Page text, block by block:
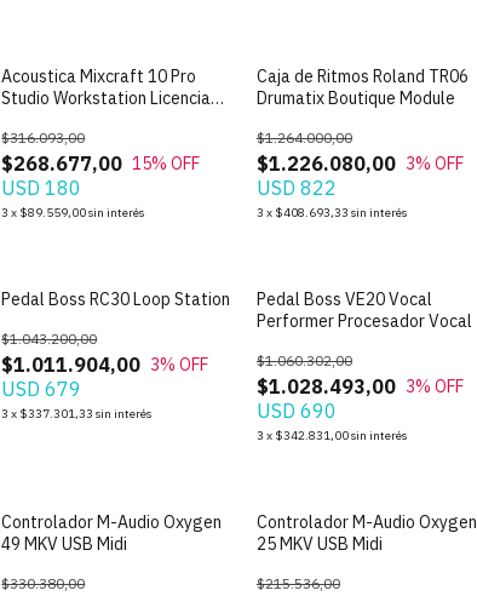
Acoustica Mixcraft 10 Pro
Studio Workstation Licencia
$268.677,00
$316.093,00
15% OFF
USD 180
3 x $89.559,00sin interés
Caja de Ritmos Roland TR06
Drumatix Boutique Module
$1.226.080,00
$1.264.000,00
3% OFF
USD 822
3 x $408.693,33 sin interés
SIN STOCK
Pedal Boss RC30 Loop Station
$1.011.904,00
$1.043.200,00
3% OFF
USD 679
3 x $337.301,33 sin interés
SIN STOCK
Pedal Boss VE20 Vocal
Performer Procesador Vocal
$1.028.493,00
$1.060.302,00
3% OFF
USD 690
3 x $342.831,00sin interés
SIN STOCK
Controlador M-Audio Oxygen
49 MKV USB Midi
$330.380,00
SIN STOCK
Controlador M-Audio Oxygen
25 MKV USB Midi
$215.536,00